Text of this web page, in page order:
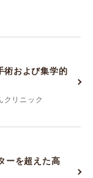
術および集学的
クリニック
ーを超えた高